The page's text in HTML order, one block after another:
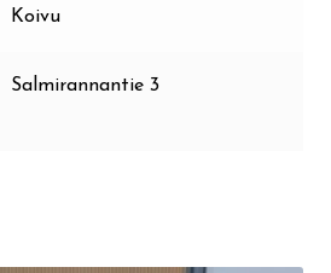
Koivu
Salmirannantie 3